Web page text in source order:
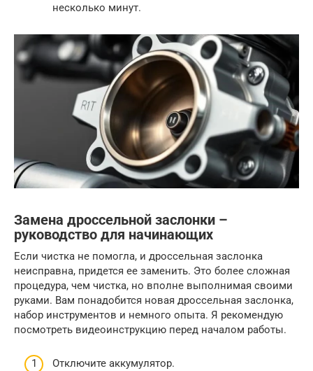
несколько минут.
Замена дроссельной заслонки –
руководство для начинающих
Если чистка не помогла, и дроссельная заслонка
неисправна, придется ее заменить. Это более сложная
процедура, чем чистка, но вполне выполнимая своими
руками. Вам понадобится новая дроссельная заслонка,
набор инструментов и немного опыта. Я рекомендую
посмотреть видеоинструкцию перед началом работы.
Отключите аккумулятор.